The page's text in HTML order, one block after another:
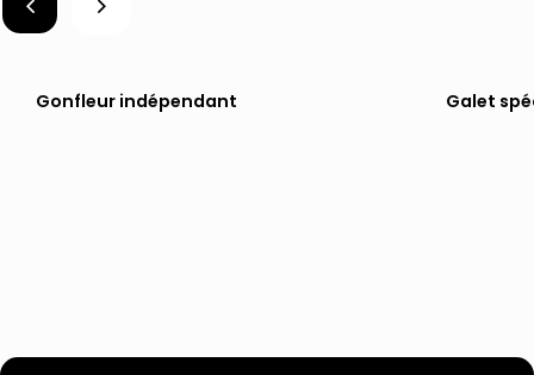
Gonfleur indépendant Galet